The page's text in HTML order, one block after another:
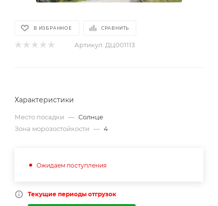
В ИЗБРАННОЕ СРАВНИТЬ
Артикул: ДЦ001113
Характеристики
Место посадки — Солнце
Зона морозостойкости — 4
Ожидаем поступления
Текущие периоды отгрузок